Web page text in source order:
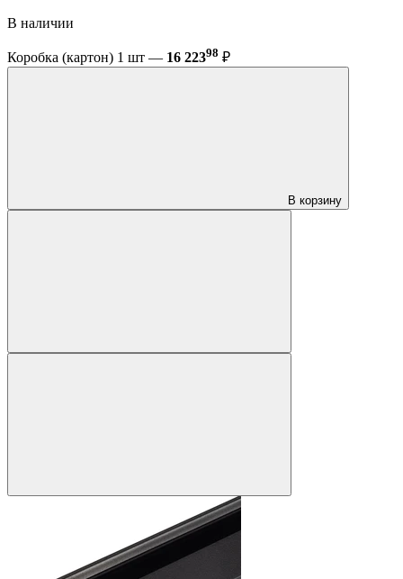
В наличии
Коробка (картон) 1 шт — 16 22398 ₽
В корзину